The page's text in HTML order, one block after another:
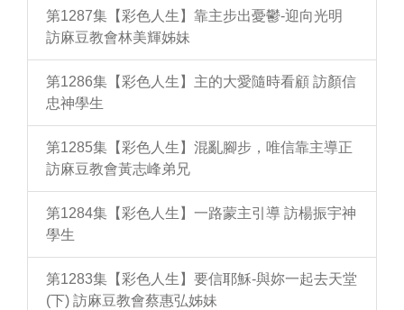
第1287集【彩色人生】靠主步出憂鬱-迎向光明
訪麻豆教會林美輝姊妹
第1286集【彩色人生】主的大愛隨時看顧 訪顏信
忠神學生
第1285集【彩色人生】混亂腳步，唯信靠主導正
訪麻豆教會黃志峰弟兄
第1284集【彩色人生】一路蒙主引導 訪楊振宇神
學生
第1283集【彩色人生】要信耶穌-與妳一起去天堂
(下) 訪麻豆教會蔡惠弘姊妹